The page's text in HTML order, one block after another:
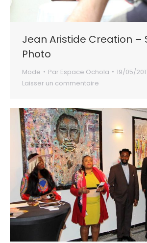
Jean Aristide Creation –
Photo
Mode Par Espace Ochola
19/05/
Laisser un commentaire